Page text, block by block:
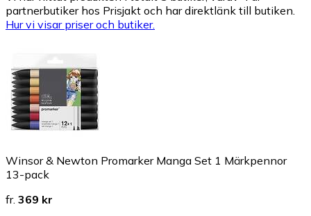
partnerbutiker hos Prisjakt och har direktlänk till butiken.
Hur vi visar priser och butiker.
Winsor & Newton Promarker Manga Set 1 Märkpennor
13-pack
fr. 369 kr